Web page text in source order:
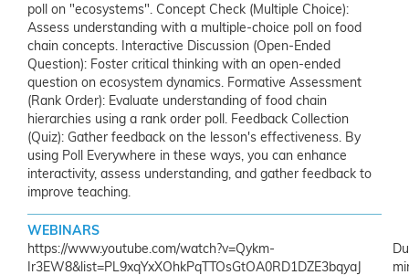
poll on "ecosystems". Concept Check (Multiple Choice):
Assess understanding with a multiple-choice poll on food
chain concepts. Interactive Discussion (Open-Ended
Question): Foster critical thinking with an open-ended
question on ecosystem dynamics. Formative Assessment
(Rank Order): Evaluate understanding of food chain
hierarchies using a rank order poll. Feedback Collection
(Quiz): Gather feedback on the lesson's effectiveness. By
using Poll Everywhere in these ways, you can enhance
interactivity, assess understanding, and gather feedback to
improve teaching.
WEBINARS
https://www.youtube.com/watch?v=Qykm-
Ir3EW8&list=PL9xqYxXOhkPqTTOsGtOA0RD1DZE3bqyaJ